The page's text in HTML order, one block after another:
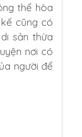
thể hòa
cũng có
sản thừa
nơi có
người để